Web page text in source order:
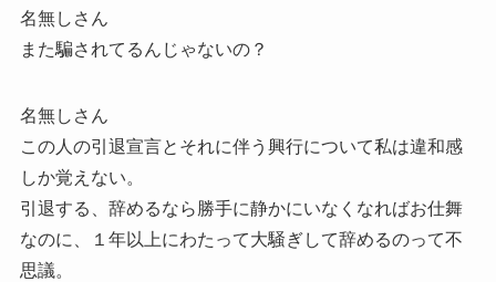
名無しさん
また騙されてるんじゃないの？
名無しさん
この人の引退宣言とそれに伴う興行について私は違和感
しか覚えない。
引退する、辞めるなら勝手に静かにいなくなればお仕舞
なのに、１年以上にわたって大騒ぎして辞めるのって不
思議。